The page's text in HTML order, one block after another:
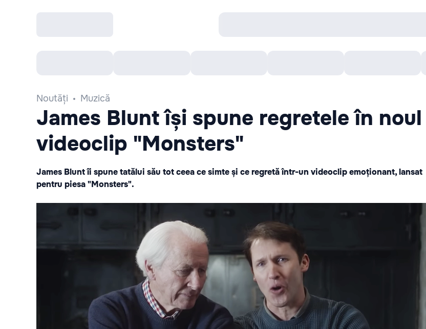
Noutăți Muzică
James Blunt își spune regretele în noul
videoclip "Monsters"
James Blunt îi spune tatălui său tot ceea ce simte și ce regretă într-un videoclip emoționant, lansat
pentru piesa "Monsters".